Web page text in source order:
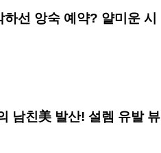
하선 앙숙 예약? 얄미운 시
남친美 발산! 설렘 유발 뷰